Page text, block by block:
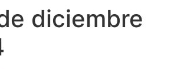
diciembre